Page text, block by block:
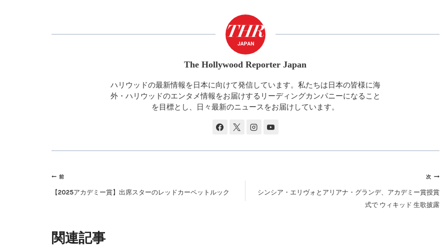
The Hollywood Reporter Japan
ハリウッドの最新情報を日本に向けて発信しています。私たちは日本の皆様に海
外・ハリウッドのエンタメ情報をお届けするリーディングカンパニーになること
を目標とし、日々最新のニュースをお届けしています。
投
稿
ー
前
【2025アカデミー賞】出席スターのレッドカーペットルック
次
シンシア・エリヴォとアリアナ・グランデ、アカデミー賞授賞
式で ウィキッド 生歌披露
類似投稿